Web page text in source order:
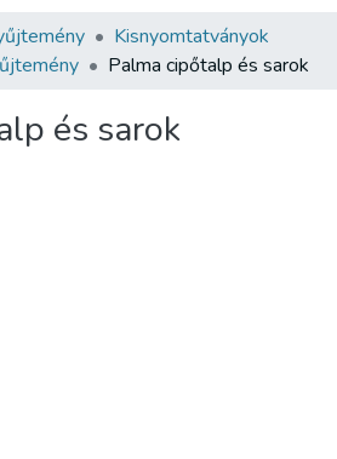
Kisnyomtatványok
Palma cipőtalp és sarok
és sarok